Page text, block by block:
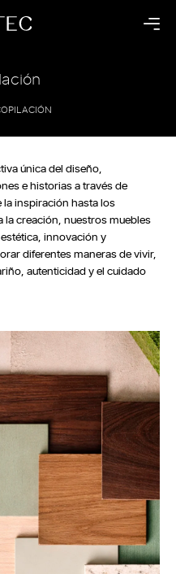
Línea del Tiempo
en el Mundo
Salarial
única del diseño,
e historias a través de
la inspiración hasta los
la creación, nuestros muebles
innovación y
diferentes maneras de vivir,
autenticidad y el cuidado